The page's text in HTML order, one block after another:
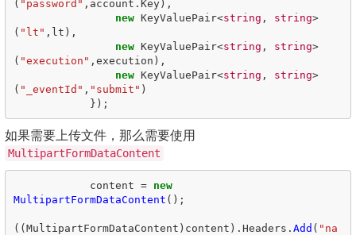
( "password" , account . Key),
new KeyValuePair<string , string>
( "lt" , lt ),
new KeyValuePair<string , string>
( "execution" , execution ),
new KeyValuePair<string , string>
( "_eventId" , "submit" )
});
如果需要上传文件，那么需要使用
MultipartFormDataContent
content =
new
MultipartFormDataContent ();
((MultipartFormDataContent ) content ). Headers . Add ( "na